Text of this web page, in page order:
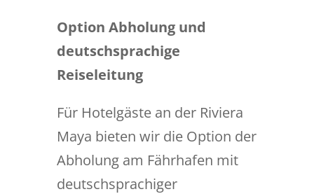
Option Abholung und
deutschsprachige
Reiseleitung
Für Hotelgäste an der Riviera
Maya bieten wir die Option der
Abholung am Fährhafen mit
deutschsprachiger